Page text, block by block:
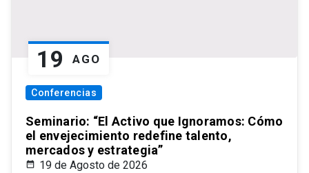
19 AGO
Conferencias
Seminario: “El Activo que Ignoramos: Cómo
el envejecimiento redefine talento,
mercados y estrategia”
19 de Agosto de 2026